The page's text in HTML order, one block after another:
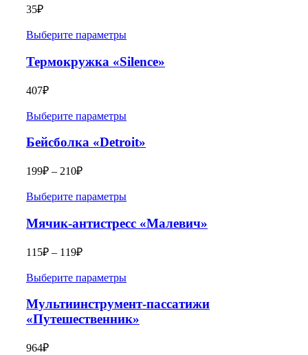
35₽
Выберите параметры
Термокружка «Silence»
407₽
Выберите параметры
Бейсболка «Detroit»
199₽ – 210₽
Выберите параметры
Мячик-антистресс «Малевич»
115₽ – 119₽
Выберите параметры
Мультиинструмент-пассатижи
«Путешественник»
964₽